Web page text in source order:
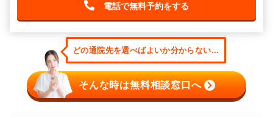
電話で無料予約をする
どの通院先を選べばよいか分からない...
そんな時は無料相談窓口へ